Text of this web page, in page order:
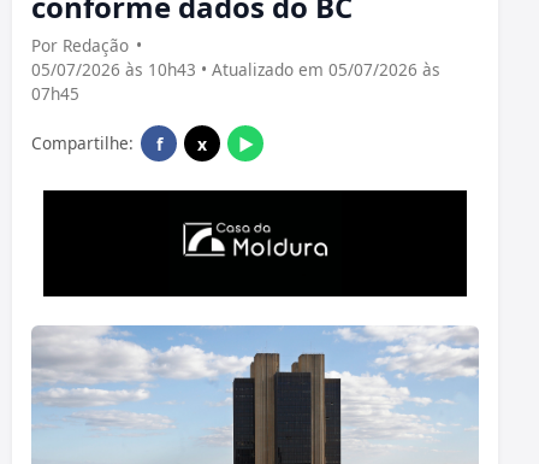
Por Redação •
05/07/2026 às 10h43 • Atualizado em 05/07/2026 às
07h45
Compartilhe: f x ▶